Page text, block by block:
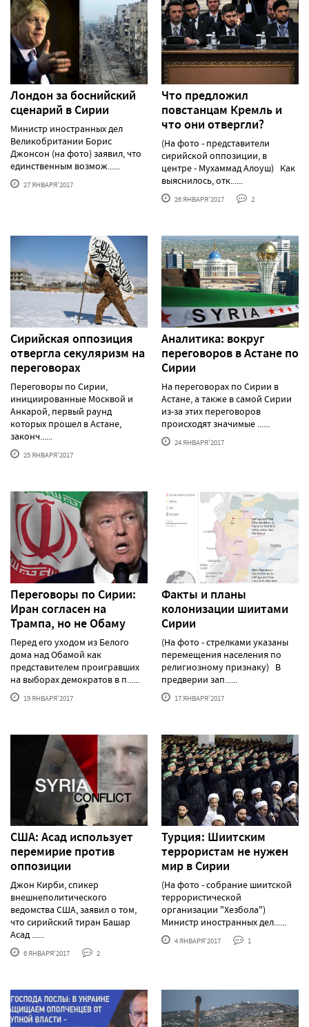
Лондон за боснийский
сценарий в Сирии
Министр иностранных дел
Великобритании Борис
Джонсон (на фото) заявил, что
единственным возмож......
27 ЯНВАРЯ'2017
Что предложил
повстанцам Кремль и
что они отвергли?
(На фото - представители
сирийской оппозиции, в
центре - Мухаммад Алоуш) Как
выяснилось, отк......
26 ЯНВАРЯ'2017 2
Сирийская оппозиция
отвергла секуляризм на
переговорах
Переговоры по Сирии,
инициированные Москвой и
Анкарой, первый раунд
которых прошел в Астане,
законч......
25 ЯНВАРЯ'2017
Аналитика: вокруг
переговоров в Астане по
Сирии
На переговорах по Сирии в
Астане, а также в самой Сирии
из-за этих переговоров
происходят значимые ......
24 ЯНВАРЯ'2017
Переговоры по Сирии:
Иран согласен на
Трампа, но не Обаму
Перед его уходом из Белого
дома над Обамой как
представителем проигравших
на выборах демократов в п......
19 ЯНВАРЯ'2017
Факты и планы
колонизации шиитами
Сирии
(На фото - стрелками указаны
перемещения населения по
религиозному признаку) В
предверии зап......
17 ЯНВАРЯ'2017
США: Асад использует
перемирие против
оппозиции
Джон Кирби, спикер
внешнеполитического
ведомства США, заявил о том,
что сирийский тиран Башар
Асад ......
6 ЯНВАРЯ'2017 2
Турция: Шиитским
террористам не нужен
мир в Сирии
(На фото - собрание шиитской
террористической
организации "Хезбола")
Министр иностранных дел......
4 ЯНВАРЯ'2017 1